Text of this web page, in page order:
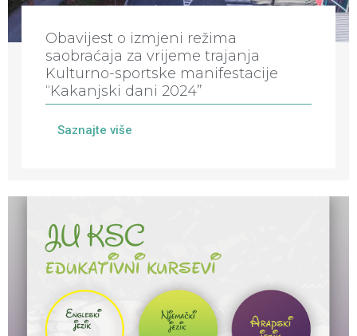
Obavijest o izmjeni režima
saobraćaja za vrijeme trajanja
Kulturno-sportske manifestacije
“Kakanjski dani 2024”
Saznajte više